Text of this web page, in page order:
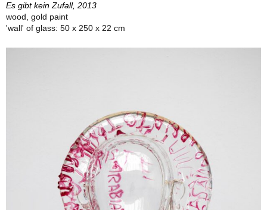
Es gibt kein Zufall, 2013
wood, gold paint
'wall' of glass: 50 x 250 x 22 cm